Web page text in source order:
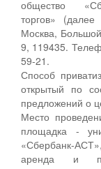
общество
торгов»
Москва,
9, 119435.
59-21.
Способ
открытый по
предложений о
Место
площадка -
«Сбербанк-
аренда и